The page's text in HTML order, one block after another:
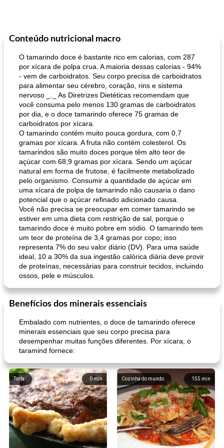
Conteúdo nutricional macro
O tamarindo doce é bastante rico em calorias, com 287
por xícara de polpa crua. A maioria dessas calorias - 94%
- vem de carboidratos. Seu corpo precisa de carboidratos
para alimentar seu cérebro, coração, rins e sistema
nervoso _._ As Diretrizes Dietéticas recomendam que
você consuma pelo menos 130 gramas de carboidratos
por dia, e o doce tamarindo oferece 75 gramas de
carboidratos por xícara.
O tamarindo contém muito pouca gordura, com 0,7
gramas por xícara. A fruta não contém colesterol. Os
tamarindos são muito doces porque têm alto teor de
açúcar com 68,9 gramas por xícara. Sendo um açúcar
natural em forma de frutose, é facilmente metabolizado
pelo organismo. Consumir a quantidade de açúcar em
uma xícara de polpa de tamarindo não causaria o dano
potencial que o açúcar refinado adicionado causa.
Você não precisa se preocupar em comer tamarindo se
estiver em uma dieta com restrição de sal, porque o
tamarindo doce é muito pobre em sódio. O tamarindo tem
um teor de proteína de 3,4 gramas por copo; isso
representa 7% do seu valor diário (DV). Para uma saúde
ideal, 10 a 30% da sua ingestão calórica diária deve provir
de proteínas, necessárias para construir tecidos, incluindo
ossos, pele e músculos.
Benefícios dos minerais essenciais
Embalado com nutrientes, o doce de tamarindo oferece
minerais essenciais que seu corpo precisa para
desempenhar muitas funções diferentes. Por xícara, o
taramind fornece:
0min
Torta 155 min
Cozinha do mundo